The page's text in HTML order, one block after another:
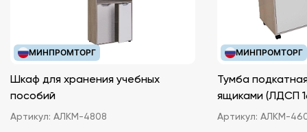
МИНПРОМТОРГ
Шкаф для хранения учебных
пособий
Артикул: АЛКМ-4808
МИНПРОМТОРГ
Тумба
ящиками
Артикул: АЛКМ-